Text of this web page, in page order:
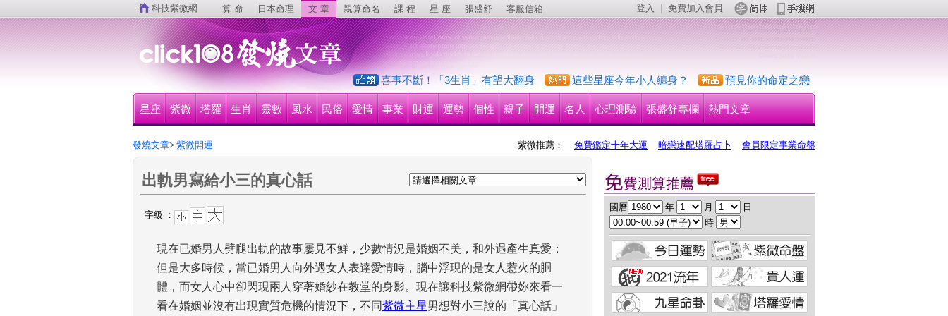
科技紫微網 算 命 日本命理 文 章 親算命名 課 程 星 座 張盛舒 客服信箱 登入 免費加入會員
喜事不斷！「3生肖」有望大翻身 這些星座今年小人纏身？ 預見你的命定之戀
星座 紫微 塔羅 生肖 靈數 風水 民俗 愛情 事業 財運 運勢 個性 親子 開運 名人 心理測驗 張盛舒專欄 熱門文章
發燒文章> 紫微開運 會員限定事業命盤
暗戀速配塔羅占卜
免費鑑定十年大運
紫微推薦：
出軌男寫給小三的真心話
字級 ：
現在已婚男人劈腿出軌的故事屢見不鮮，少數情況是婚姻不美，和外遇產生真愛；
但是大多時候，當已婚男人向外遇女人表達愛情時，腦中浮現的是女人惹火的胴
體，而女人心中卻閃現兩人穿著婚紗在教堂的身影。現在讓科技紫微網帶妳來看一
看在婚姻並沒有出現實質危機的情況下，不同紫微主星男想對小三說的「真心話」
國曆 年 月
日
時